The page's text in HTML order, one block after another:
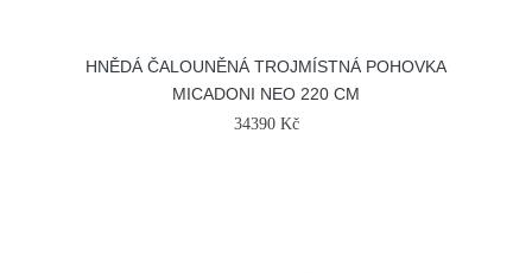
HNĚDÁ ČALOUNĚNÁ TROJMÍSTNÁ POHOVKA
MICADONI NEO 220 CM
34390 Kč